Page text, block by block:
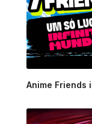
Anime Friends